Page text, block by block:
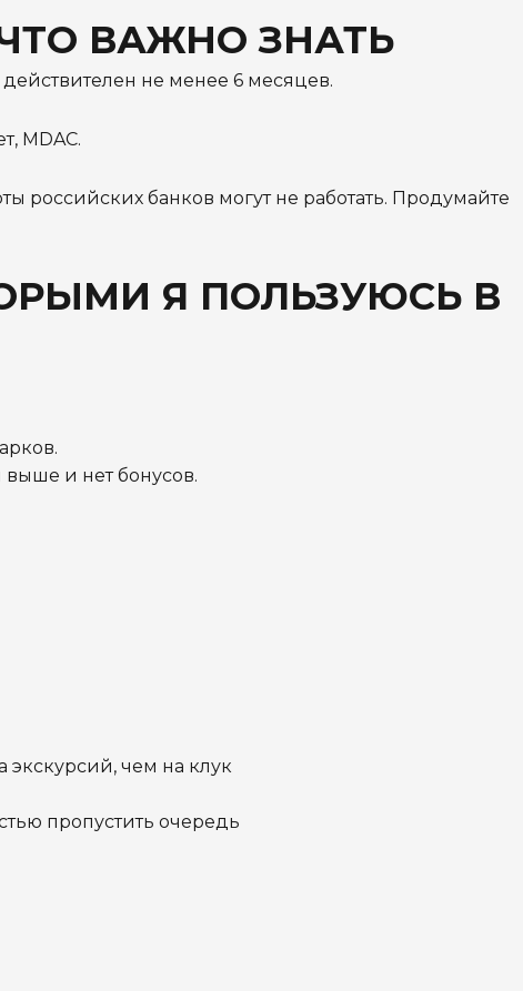
ВАЖНО ЗНАТЬ
не менее 6 месяцев.
MDAC.
российских банков могут не работать. Продумайте
Я ПОЛЬЗУЮСЬ В
и нет бонусов.
экскурсий, чем на клук
пропустить очередь